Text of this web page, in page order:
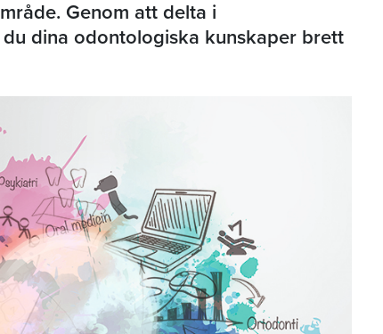
Genom att delta i
dina odontologiska kunskaper brett